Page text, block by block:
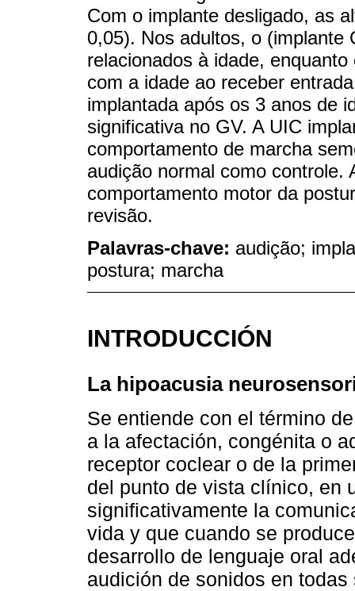
Com o implante desligado, as
0,05). Nos adultos, o (implante
relacionados à idade,
com a idade ao receber
implantada após os 3 anos de
significativa no GV. A UIC
comportamento de marcha
audição normal como controle.
comportamento motor da
revisão.
Palavras-chave: audição;
postura; marcha
INTRODUCCIÓN
La hipoacusia
Se entiende con el término
a la afectación, congénita o
receptor coclear o de la
del punto de vista clínico, en
significativamente la
vida y que cuando se
desarrollo de lenguaje oral
audición de sonidos en